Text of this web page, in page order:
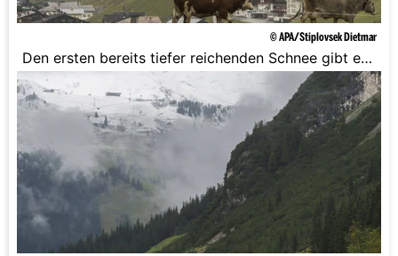
© APA/Stiplovsek Dietmar
Den ersten bereits tiefer reichenden Schnee gibt es
bereits in Vorarlberg.